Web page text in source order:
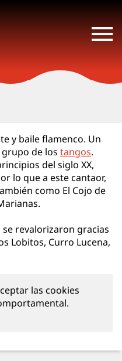
y baile flamenco. Un
de los tangos.
del siglo XX,
lo que a este cantaor,
como El Cojo de
revalorizaron gracias
Lobitos, Curro Lucena,
las cookies